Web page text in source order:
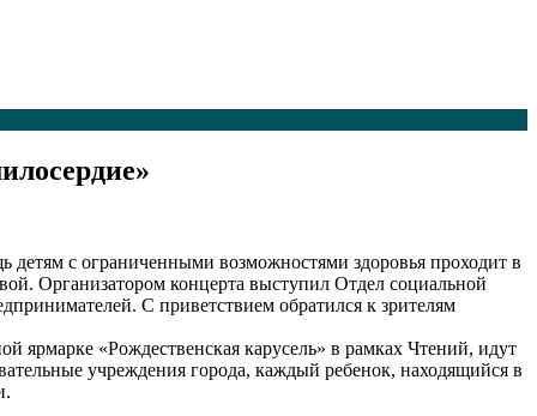
с ограниченными возможностями здоровья проходит в
Организатором концерта выступил Отдел социальной
С приветствием обратился к зрителям
ярмарке «Рождественская карусель» в рамках Чтений, идут
учреждения города, каждый ребенок, находящийся в